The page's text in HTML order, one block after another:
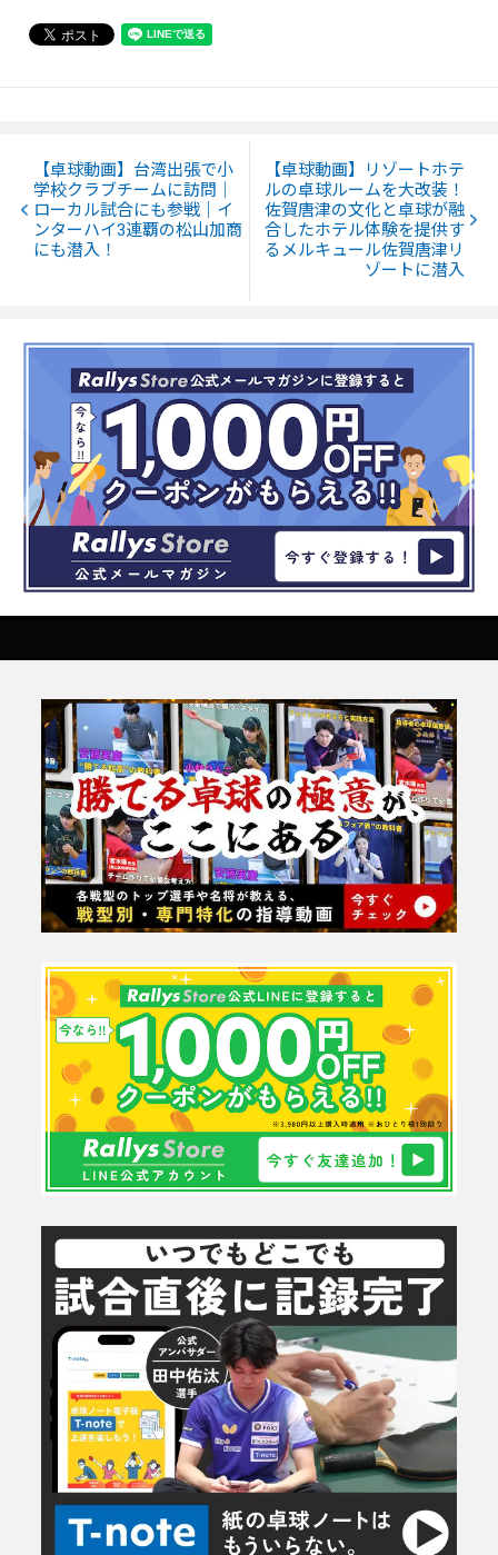
【卓球動画】台湾出張で小
学校クラブチームに訪問｜
ローカル試合にも参戦｜イ
ンターハイ3連覇の松山加商
にも潜入！
【卓球動画】リゾートホテ
ルの卓球ルームを大改装！
佐賀唐津の文化と卓球が融
合したホテル体験を提供す
るメルキュール佐賀唐津リ
ゾートに潜入